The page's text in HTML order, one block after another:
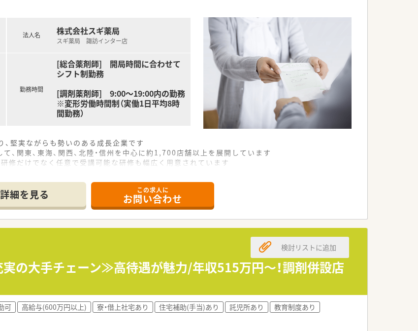
法人名 株式会社スギ薬局
スギ薬局 諏訪インター店
勤務時間
[総合薬剤師] 開局時間に合わせて
シフト制勤務
[調剤薬剤師] 9:00～19:00内の勤務
※変形労働時間制（実働1日平均8時
間勤務）
堅実ながらも勢いのある成長企業です
関東、東海、関西、北陸・信州を中心に約1,700店舗以上を展開しています
修だけでなく任意で受講可能な研修も幅広く用意されています
時までの勤務）どちらかの働き方を選択できます
ニック併設店舗」「敷地内薬局」「訪問調剤特化型店舗」など様々な店舗を運営しています
問調剤特化型店舗」を50店舗以上、無菌調剤室は業界最多の51店舗設置しています
優良法人2023（大規模法人部門）認定」等を取得し一人ひとりが働きやすい環境が整備されて
キャリア支援制度等があるのも特徴です
詳細を見る この求人に
お問い合わせ
実の大手チェーン≫高待遇が魅力/年収515万円～！調剤併設店
検討リストに追加
可 高給与(600万円以上) 寮・借上社宅あり 住宅補助(手当)あり 託児所あり
教育制度あり